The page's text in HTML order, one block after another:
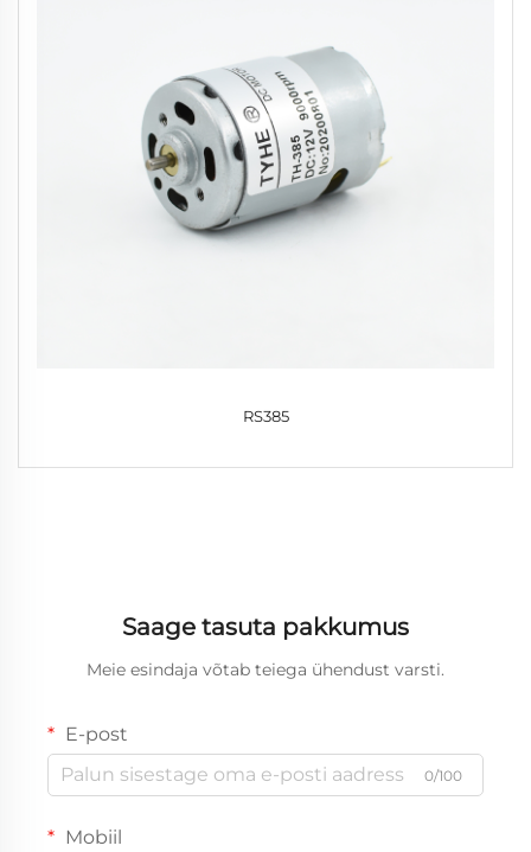
RS385
Saage tasuta pakkumus
Meie esindaja võtab teiega ühendust varsti.
E-post
0/100
Mobiil